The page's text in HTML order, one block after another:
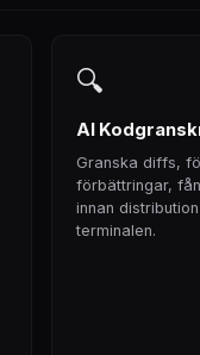
🔍
AI
Granska diffs,
förbättringar,
innan
terminalen.